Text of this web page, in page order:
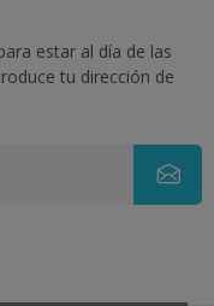
estar al día de las
tu dirección de